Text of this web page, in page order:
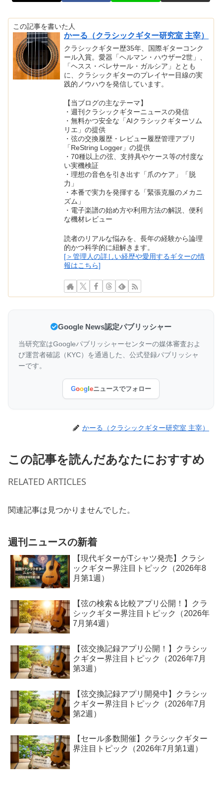
この記事を書いた人
かーる（クラシックギター研究室 主宰）
クラシックギター歴35年、国際ギターコンク
ール入賞。愛器「ヘルマン・ハウザー2世」、
「ヘスス・ベレサール・ガルシア」ととも
に、クラシックギターのプレイヤー目線の実
践的ノウハウを発信しています。
【当ブログの主なテーマ】
・週刊クラシックギターニュースの発信
・無料かつ安全な「AIクラシックギターソム
リエ」の提供
・弦の交換履歴・レビュー履歴管理アプリ
「ReString Logger」の提供
・70種以上の弦、支持具やケース等の忖度な
い実機検証
・理想の音色を引き出す「爪のケア」「脱
力」
・本番で実力を発揮する「緊張克服のメカニ
ズム」
・電子楽譜の始め方や利用方法の解説、便利
な機材レビュー
読者のリアルな悩みを、長年の経験から論理
的かつ科学的に紐解きます。
[＞管理人の詳しい経歴や愛用するギターの情
報はこちら]
Google News認定パブリッシャー
当研究室はGoogleパブリッシャーセンターの媒体審査およ
び運営者確認（KYC）を通過した、公式登録パブリッシャ
ーです。
Goog eニュースでフォロー
かーる（クラシックギター研究室 主宰）
この記事を読んだあなたにおすすめ
RELATED ARTICLES
関連記事は見つかりませんでした。
週刊ニュースの新着
【現代ギターがTシャツ発売】クラシ
ックギター界注目トピック（2026年8
月第1週）
【弦の検索＆比較アプリ公開！】クラ
シックギター界注目トピック（2026年
7月第4週）
【弦交換記録アプリ公開！】クラシッ
クギター界注目トピック（2026年7月
第3週）
【弦交換記録アプリ開発中】クラシッ
クギター界注目トピック（2026年7月
第2週）
【セール多数開催】クラシックギター
界注目トピック（2026年7月第1週）